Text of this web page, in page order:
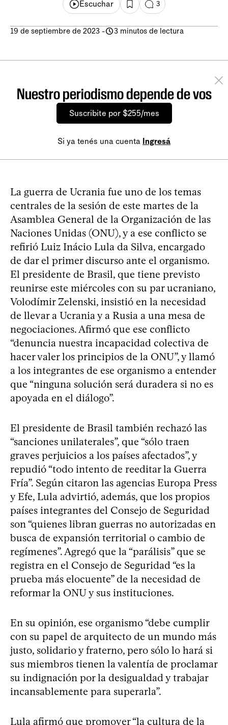
Escuchar 3
19 de septiembre de 2023 - 3 minutos de lectura
Nuestro periodismo depende de vos
Suscribite por $255/mes
Si ya tenés una cuenta Ingresá
La guerra de Ucrania fue uno de los temas
centrales de la sesión de este martes de la
Asamblea General de la Organización de las
Naciones Unidas (ONU), y a ese conflicto se
refirió Luiz Inácio Lula da Silva, encargado
de dar el primer discurso ante el organismo.
El presidente de Brasil, que tiene previsto
reunirse este miércoles con su par ucraniano,
Volodímir Zelenski, insistió en la necesidad
de llevar a Ucrania y a Rusia a una mesa de
negociaciones. Afirmó que ese conflicto
“denuncia nuestra incapacidad colectiva de
hacer valer los principios de la ONU”, y llamó
a los integrantes de ese organismo a entender
que “ninguna solución será duradera si no es
apoyada en el diálogo”.
El presidente de Brasil también rechazó las
“sanciones unilaterales”, que “sólo traen
graves perjuicios a los países afectados”, y
repudió “todo intento de reeditar la Guerra
Fría”. Según citaron las agencias Europa Press
y Efe, Lula advirtió, además, que los propios
países integrantes del Consejo de Seguridad
son “quienes libran guerras no autorizadas en
busca de expansión territorial o cambio de
regímenes”. Agregó que la “parálisis” que se
registra en el Consejo de Seguridad “es la
prueba más elocuente” de la necesidad de
reformar la ONU y sus instituciones.
En su opinión, ese organismo “debe cumplir
con su papel de arquitecto de un mundo más
justo, solidario y fraterno, pero sólo lo hará si
sus miembros tienen la valentía de proclamar
su indignación por la desigualdad y trabajar
incansablemente para superarla”.
Lula afirmó que promover “la cultura de la